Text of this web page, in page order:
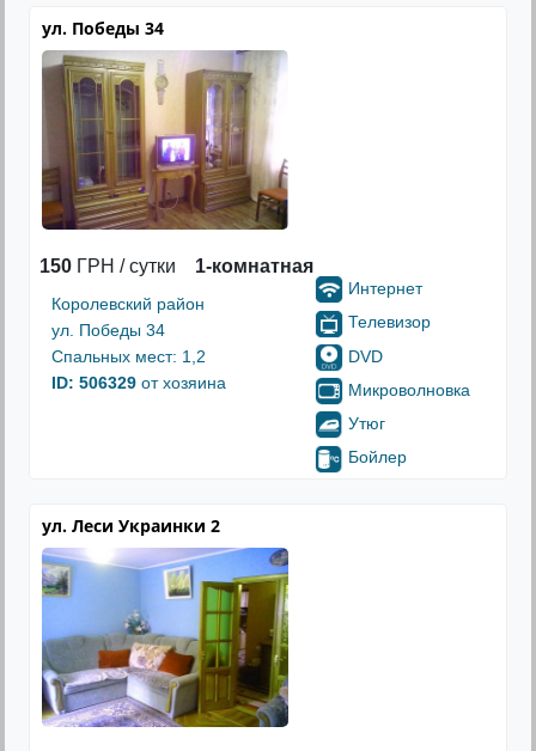
ул. Победы 34
150 ГРН / сутки 1-комнатная
Королевский район
ул. Победы 34
Спальных мест: 1,2
ID: 506329 от хозяина
Интернет
Телевизор
DVD
Микроволновка
Утюг
Бойлер
ул. Леси Украинки 2